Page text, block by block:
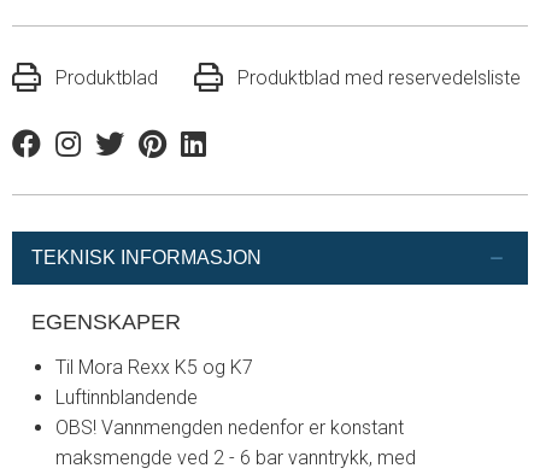
Produktblad Produktblad med reservedelsliste
FacebookInstagram
TwitterPinterestLinkedin
TEKNISK INFORMASJON
EGENSKAPER
Til Mora Rexx K5 og K7
Luftinnblandende
OBS! Vannmengden nedenfor er konstant
maksmengde ved 2 - 6 bar vanntrykk, med